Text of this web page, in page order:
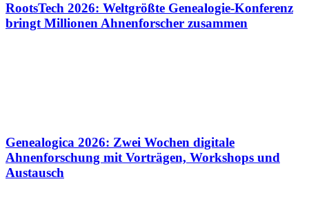
RootsTech 2026: Weltgrößte Genealogie-Konferenz
bringt Millionen Ahnenforscher zusammen
Genealogica 2026: Zwei Wochen digitale
Ahnenforschung mit Vorträgen, Workshops und
Austausch